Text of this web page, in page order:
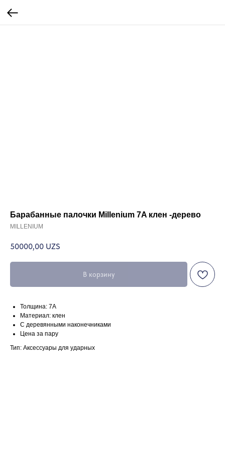
Барабанные палочки Millenium 7A клен -дерево
MILLENIUM
50000,00 UZS
В корзину
Толщина: 7А
Материал: клен
С деревянными наконечниками
Цена за пару
Тип: Аксессуары для ударных